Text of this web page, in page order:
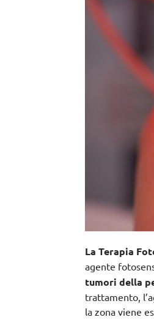
La Terapia
agente
tumori della
trattamento,
la zona viene